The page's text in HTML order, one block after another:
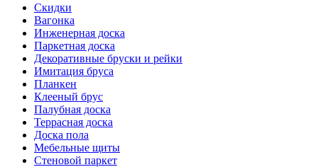
Скидки
Вагонка
Инженерная доска
Паркетная доска
Декоративные бруски и рейки
Имитация бруса
Планкен
Клееный брус
Палубная доска
Террасная доска
Доска пола
Мебельные щиты
Стеновой паркет